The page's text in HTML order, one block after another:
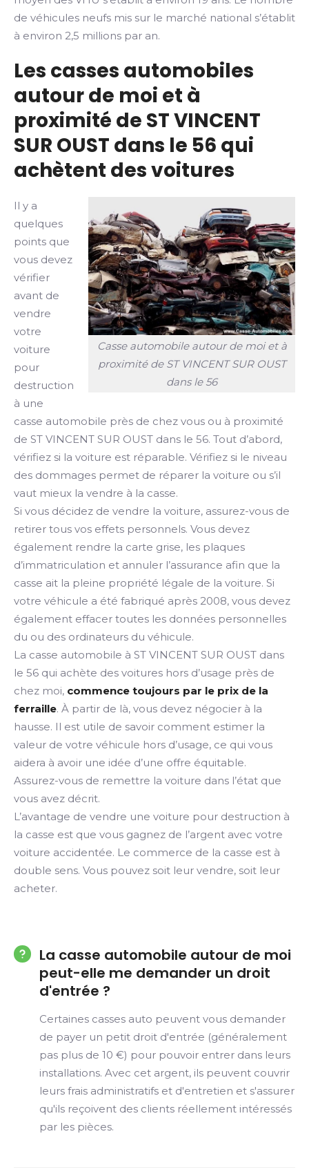
de véhicules neufs mis sur le marché national s’établit
à environ 2,5 millions par an.
Les casses automobiles
autour de moi et à
proximité de ST VINCENT
SUR OUST dans le 56 qui
achètent des voitures
Casse automobile autour de moi et à
proximité de ST VINCENT SUR OUST
dans le 56
Il y a
quelques
points que
vous devez
vérifier
avant de
vendre
votre
voiture
pour
destruction
à une
casse automobile près de chez vous ou à proximité
de ST VINCENT SUR OUST dans le 56. Tout d’abord,
vérifiez si la voiture est réparable. Vérifiez si le niveau
des dommages permet de réparer la voiture ou s’il
vaut mieux la vendre à la casse.
Si vous décidez de vendre la voiture, assurez-vous de
retirer tous vos effets personnels. Vous devez
également rendre la carte grise, les plaques
d’immatriculation et annuler l’assurance afin que la
casse ait la pleine propriété légale de la voiture. Si
votre véhicule a été fabriqué après 2008, vous devez
également effacer toutes les données personnelles
du ou des ordinateurs du véhicule.
La casse automobile à ST VINCENT SUR OUST dans
le 56 qui achète des voitures hors d’usage près de
chez moi, commence toujours par le prix de la
ferraille. À partir de là, vous devez négocier à la
hausse. Il est utile de savoir comment estimer la
valeur de votre véhicule hors d’usage, ce qui vous
aidera à avoir une idée d’une offre équitable.
Assurez-vous de remettre la voiture dans l’état que
vous avez décrit.
L’avantage de vendre une voiture pour destruction à
la casse est que vous gagnez de l’argent avec votre
voiture accidentée. Le commerce de la casse est à
double sens. Vous pouvez soit leur vendre, soit leur
acheter.
La casse automobile autour de moi
peut-elle me demander un droit
d'entrée ?
Certaines casses auto peuvent vous demander
de payer un petit droit d'entrée (généralement
pas plus de 10 €) pour pouvoir entrer dans leurs
installations. Avec cet argent, ils peuvent couvrir
leurs frais administratifs et d'entretien et s'assurer
qu'ils reçoivent des clients réellement intéressés
par les pièces.